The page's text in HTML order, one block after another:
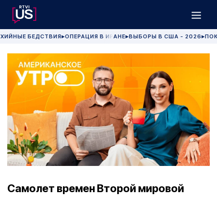
БЕДСТВИЯ▶ОПЕРАЦИЯ В ИРАНЕ▶ВЫБОРЫ В США - 2026 ▶
Самолет времен Второй мировой